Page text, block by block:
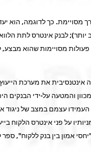
מסויימת. כך לדוגמה, הוא
יותר); לבנק אינטרס לתת
מסויימות שהוא מבצע,
אינטנסיבית את מערכת
והמטעה על-ידי הבנקים
עצמם במצב של ניגוד
על פני אינטרס הלקוח
אמון בין בנק ללקוח",